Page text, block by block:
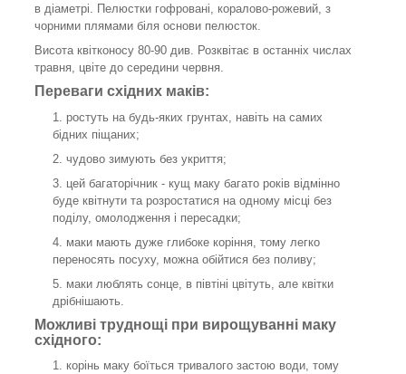
в діаметрі. Пелюстки гофровані, коралово-рожевий, з
чорними плямами біля основи пелюсток.
Висота квітконосу 80-90 див. Розквітає в останніх числах
травня, цвіте до середини червня.
Переваги східних маків:
ростуть на будь-яких грунтах, навіть на самих
бідних піщаних;
чудово зимують без укриття;
цей багаторічник - кущ маку багато років відмінно
буде квітнути та розростатися на одному місці без
поділу, омолодження і пересадки;
маки мають дуже глибоке коріння, тому легко
переносять посуху, можна обійтися без поливу;
маки люблять сонце, в півтіні цвітуть, але квітки
дрібнішають.
Можливі труднощі при вирощуванні маку
східного:
корінь маку боїться тривалого застою води, тому